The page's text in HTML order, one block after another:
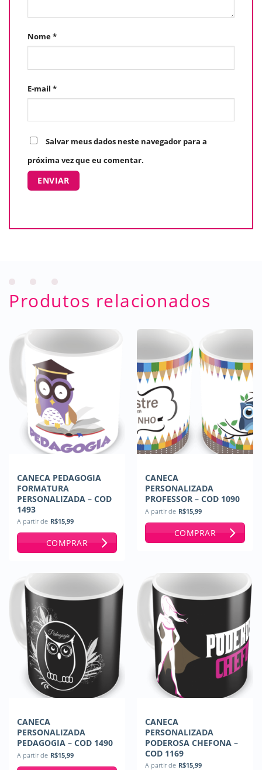
Nome*
E-mail *
Salvar meus dados neste navegador para a
próxima vez que eu comentar.
Produtos relacionados
CANECA PEDAGOGIA
FORMATURA
PERSONALIZADA – COD
1493
A partir de R$15,99
COMPRAR
CANECA
PERSONALIZADA
PROFESSOR – COD 1090
A partir de R$15,99
COMPRAR
CANECA
PERSONALIZADA
PEDAGOGIA – COD 1490
A partir de R$15,99
CANECA
PERSONALIZADA
PODEROSA CHEFONA –
COD 1169
A partir de R$15,99